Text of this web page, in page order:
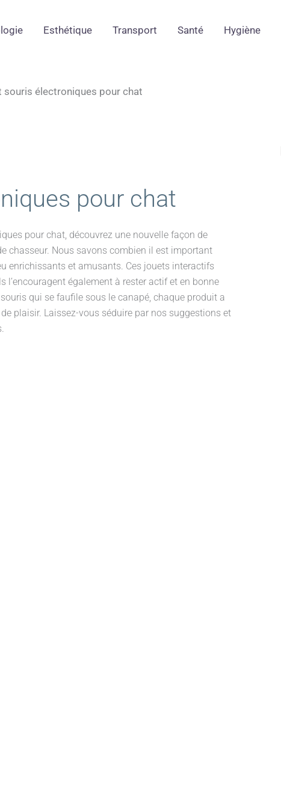
Esthétique Transport Santé Hygiène
souris électroniques pour chat
pour chat
pour chat, découvrez une nouvelle façon de
chasseur. Nous savons combien il est important
enrichissants et amusants. Ces jouets interactifs
également à rester actif et en bonne
qui se faufile sous le canapé, chaque produit a
plaisir. Laissez-vous séduire par nos suggestions et